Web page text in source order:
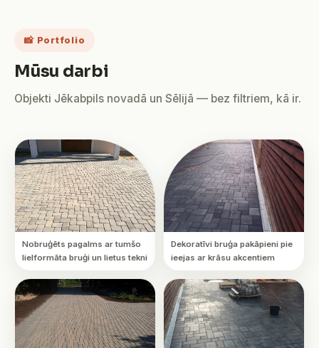
📸 Portfolio
Mūsu darbi
Objekti Jēkabpils novadā un Sēlijā — bez filtriem, kā ir.
Nobruģēts pagalms ar tumšo
lielformāta bruģi un lietus tekni
Dekoratīvi bruģa pakāpieni pie
ieejas ar krāsu akcentiem